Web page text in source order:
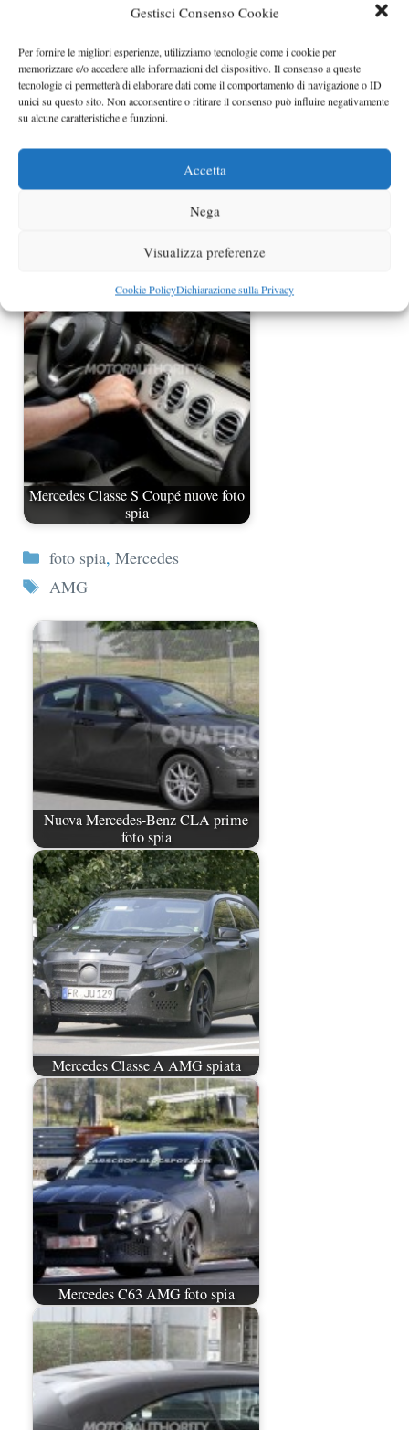
Gestisci Consenso Cookie
Per fornire le migliori esperienze, utilizziamo tecnologie come i cookie per
memorizzare e/o accedere alle informazioni del dispositivo. Il consenso a queste
tecnologie ci permetterà di elaborare dati come il comportamento di navigazione o ID
unici su questo sito. Non acconsentire o ritirare il consenso può influire negativamente
su alcune caratteristiche e funzioni.
Accetta
Nega
Visualizza preferenze
Cookie PolicyDichiarazione sulla Privacy
Mercedes C63 AMG foto spia
Mercedes Classe C Cabrio nuove foto
spia
Mercedes Classe S Coupé nuove foto
spia
Categorie
foto spia, Mercedes
Tag
AMG
Nuova Mercedes-Benz CLA prime
foto spia
Mercedes Classe A AMG spiata
Mercedes C63 AMG foto spia